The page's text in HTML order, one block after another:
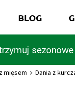
BLOG
mięsem Dania z